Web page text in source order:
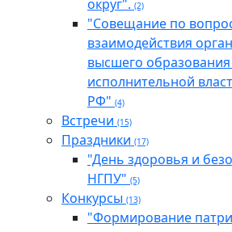
округ". (2)
"Совещание по
взаимодействия
высшего
исполнительной
РФ" (4)
Встречи (15)
Праздники (17)
"День здоровья и
НГПУ" (5)
Конкурсы (13)
"Формирование